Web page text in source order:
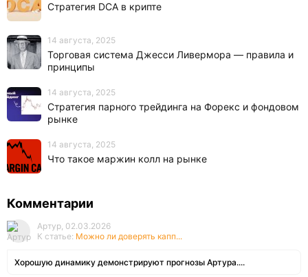
Стратегия DCA в крипте
14 августа, 2025
Торговая система Джесси Ливермора — правила и
принципы
14 августа, 2025
Стратегия парного трейдинга на Форекс и фондовом
рынке
14 августа, 2025
Что такое маржин колл на рынке
Комментарии
Артур, 02.03.2026
К статье: Можно ли доверять капп...
Хорошую динамику демонстрируют прогнозы Артура....